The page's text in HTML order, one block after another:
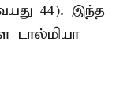
44). இந்த
டால்மியா